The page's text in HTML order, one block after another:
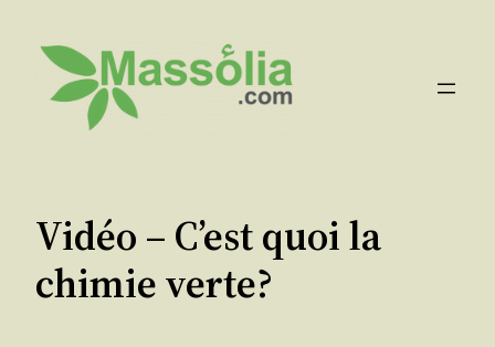
contenu
Vidéo – C’est quoi la
chimie verte?